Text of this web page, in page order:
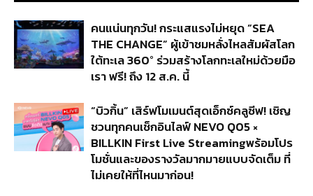
คนแน่นทุกวัน! กระแสแรงไม่หยุด “SEA
THE CHANGE” ผู้เข้าชมหลั่งไหลสัมผัสโลก
ใต้ทะเล 360° ร่วมสร้างโลกทะเลใหม่ด้วยมือ
เรา ฟรี! ถึง 12 ส.ค. นี้
“บิวกิ้น” เสิร์ฟโมเมนต์สุดเอ็กซ์คลูซีฟ! เชิญ
ชวนทุกคนเช็กอินไลฟ์ NEVO Q05 ×
BILLKIN First Live Streamingพร้อมโปร
โมชั่นและของรางวัลมากมายแบบจัดเต็ม ที่
ไม่เคยให้ที่ไหนมาก่อน!